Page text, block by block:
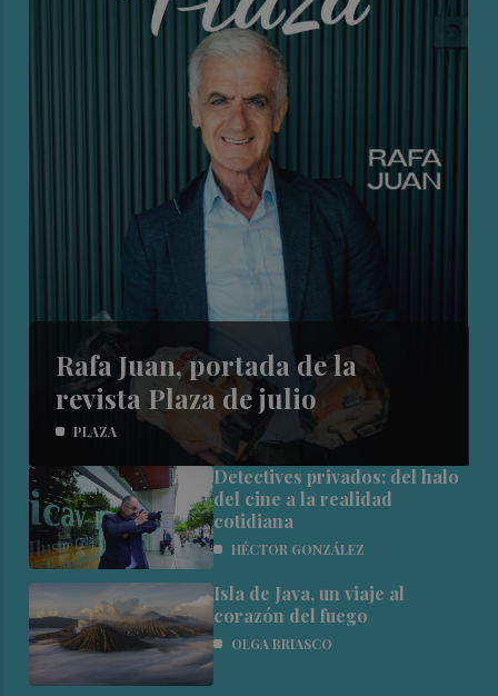
Rafa Juan, portada de la
revista Plaza de julio
PLAZA
Detectives privados: del halo
del cine a la realidad
cotidiana
HÉCTOR GONZÁLEZ
Isla de Java, un viaje al
corazón del fuego
OLGA BRIASCO